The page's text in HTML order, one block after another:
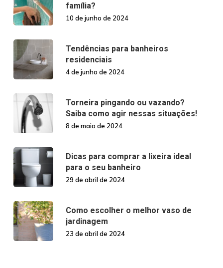
família?
10 de junho de 2024
Tendências para banheiros
residenciais
4 de junho de 2024
Torneira pingando ou vazando?
Saiba como agir nessas situações!
8 de maio de 2024
Dicas para comprar a lixeira ideal
para o seu banheiro
29 de abril de 2024
Como escolher o melhor vaso de
jardinagem
23 de abril de 2024